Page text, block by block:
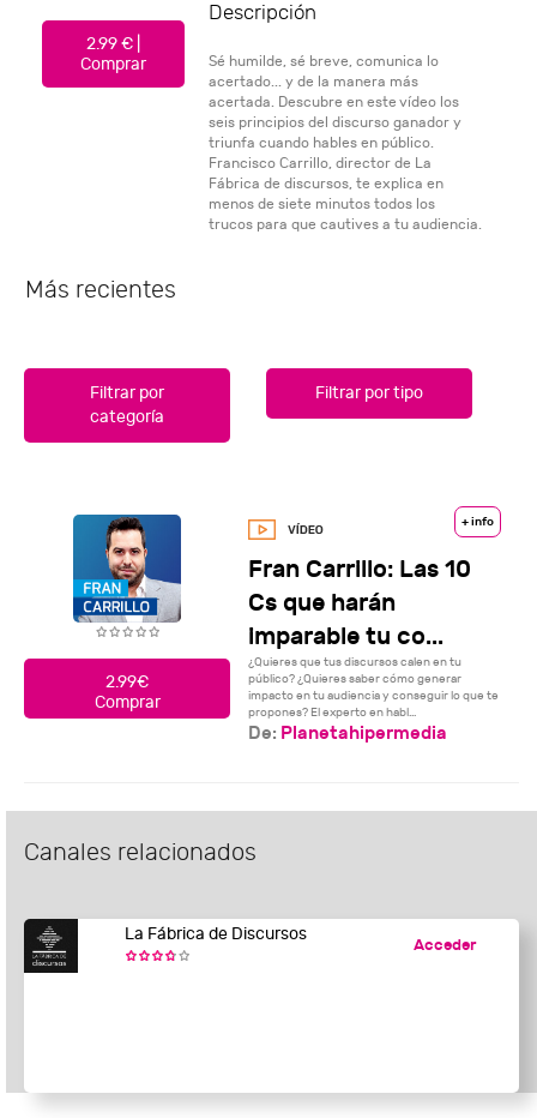
2.99 € |
Comprar
Descripción
Sé humilde, sé breve, comunica lo
acertado... y de la manera más
acertada. Descubre en este vídeo los
seis principios del discurso ganador y
triunfa cuando hables en público.
Francisco Carrillo, director de La
Fábrica de discursos, te explica en
menos de siete minutos todos los
trucos para que cautives a tu audiencia.
Más recientes
Filtrar por
categoría
Filtrar por tipo
2.99€
Comprar
+ info
Fran Carrillo: Las 10
Cs que harán
imparable tu co...
¿Quieres que tus discursos calen en tu
público? ¿Quieres saber cómo generar
impacto en tu audiencia y conseguir lo que te
propones? El experto en habl...
De: Planetahipermedia
Canales relacionados
La Fábrica de Discursos
Acceder